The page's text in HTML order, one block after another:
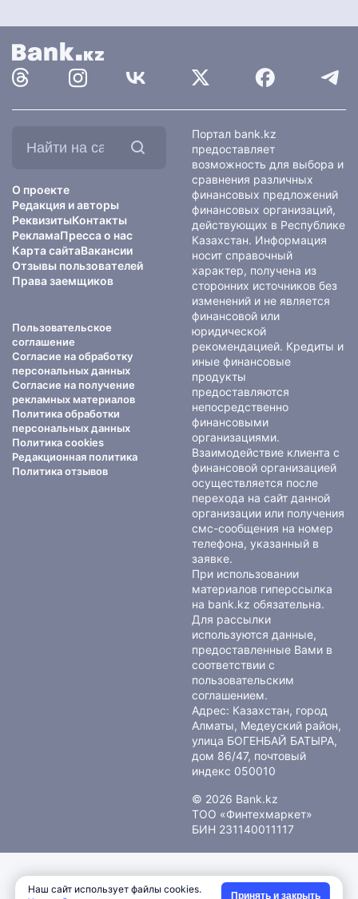
О проекте
Редакция и авторы
РеквизитыКонтакты
РекламаПресса о нас
Карта сайтаВакансии
Отзывы пользователей
Права заемщиков
Пользовательское
соглашение
Согласие на обработку
персональных данных
Согласие на получение
рекламных материалов
Политика обработки
персональных данных
Политика cookies
Редакционная политика
Политика отзывов
Портал bank.kz
предоставляет
возможность для выбора и
сравнения различных
финансовых предложений
финансовых организаций,
действующих в Республике
Казахстан. Информация
носит справочный
характер, получена из
сторонних источников без
изменений и не является
финансовой или
юридической
рекомендацией. Кредиты и
иные финансовые
продукты
предоставляются
непосредственно
финансовыми
организациями.
Взаимодействие клиента с
финансовой организацией
осуществляется после
перехода на сайт данной
организации или получения
смс-сообщения на номер
телефона, указанный в
заявке.
При использовании
материалов гиперссылка
на bank.kz обязательна.
Для рассылки
используются данные,
предоставленные Вами в
соответствии с
пользовательским
соглашением.
Адрес: Казахстан, город
Алматы, Медеуский район,
улица БОГЕНБАЙ БАТЫРА,
дом 86/47, почтовый
индекс 050010
© 2026 Bank.kz
ТОО «Финтехмаркет»
БИН 231140011117
Наш сайт использует файлы cookies.
Принять и закрыть